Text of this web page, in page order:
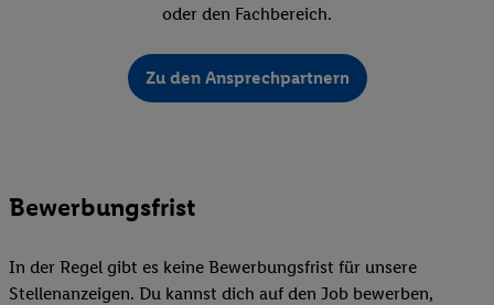
oder den Fachbereich.
Zu den Ansprechpartnern
Bewerbungsfrist
In der Regel gibt es keine Bewerbungsfrist für unsere
Stellenanzeigen. Du kannst dich auf den Job bewerben,